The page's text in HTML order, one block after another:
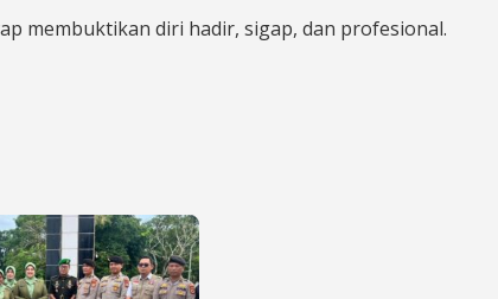
membuktikan diri hadir, sigap, dan profesional.